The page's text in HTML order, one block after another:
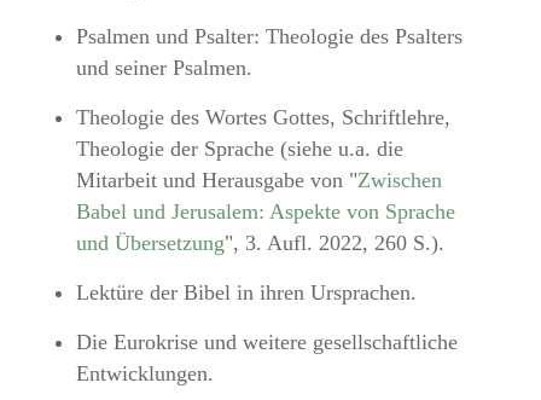
Psalmen und Psalter: Theologie des Psalters
und seiner Psalmen.
Theologie des Wortes Gottes, Schriftlehre,
Theologie der Sprache (siehe u.a. die
Mitarbeit und Herausgabe von "Zwischen
Babel und Jerusalem: Aspekte von Sprache
und Übersetzung", 3. Aufl. 2022, 260 S.).
Lektüre der Bibel in ihren Ursprachen.
Die Eurokrise und weitere gesellschaftliche
Entwicklungen.